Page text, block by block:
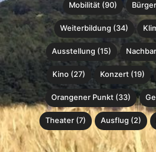
Mobilität (90)
Weiterbildung (34)
Ausstellung (15)
Kino (27) Konzert (19)
Orangener Punkt (33)
Theater (7) Ausflug (2)